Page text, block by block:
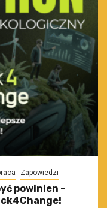
Zapowiedzi
powinien –